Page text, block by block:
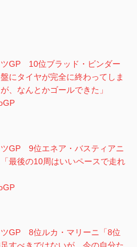
ツGP 10位ブラッド・ビンダー
盤にタイヤが完全に終わってしま
、なんとかゴールできた」
ツGP 9位エネア・バスティアニ
最後の10周はいいペースで走れ
ツGP 8位ルカ・マリーニ「8位